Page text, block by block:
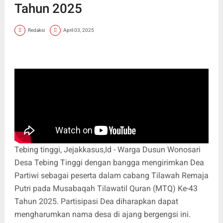
Tahun 2025
Redaksi April 03, 2025
Tebing tinggi, Jejakkasus,Id - Warga Dusun Wonosari
Desa Tebing Tinggi dengan bangga mengirimkan Dea
Partiwi sebagai peserta dalam cabang Tilawah Remaja
Putri pada Musabaqah Tilawatil Quran (MTQ) Ke-43
Tahun 2025. Partisipasi Dea diharapkan dapat
mengharumkan nama desa di ajang bergengsi ini.